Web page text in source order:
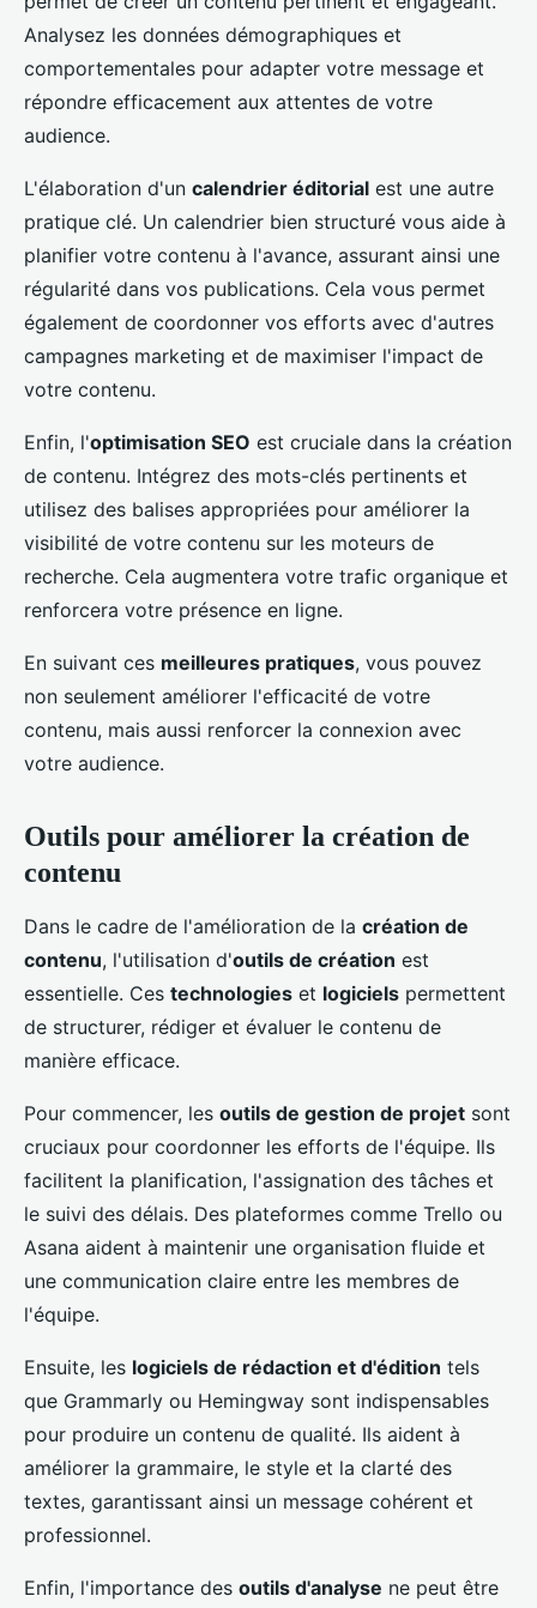
Analysez les données démographiques et
comportementales pour adapter votre message et
répondre efficacement aux attentes de votre
audience.
L'élaboration d'un calendrier éditorial est une autre
pratique clé. Un calendrier bien structuré vous aide à
planifier votre contenu à l'avance, assurant ainsi une
régularité dans vos publications. Cela vous permet
également de coordonner vos efforts avec d'autres
campagnes marketing et de maximiser l'impact de
votre contenu.
Enfin, l'optimisation SEO est cruciale dans la création
de contenu. Intégrez des mots-clés pertinents et
utilisez des balises appropriées pour améliorer la
visibilité de votre contenu sur les moteurs de
recherche. Cela augmentera votre trafic organique et
renforcera votre présence en ligne.
En suivant ces meilleures pratiques, vous pouvez
non seulement améliorer l'efficacité de votre
contenu, mais aussi renforcer la connexion avec
votre audience.
Outils pour améliorer la création de
contenu
Dans le cadre de l'amélioration de la création de
contenu, l'utilisation d'outils de création est
essentielle. Ces technologies et logiciels permettent
de structurer, rédiger et évaluer le contenu de
manière efficace.
Pour commencer, les outils de gestion de projet sont
cruciaux pour coordonner les efforts de l'équipe. Ils
facilitent la planification, l'assignation des tâches et
le suivi des délais. Des plateformes comme Trello ou
Asana aident à maintenir une organisation fluide et
une communication claire entre les membres de
l'équipe.
Ensuite, les logiciels de rédaction et d'édition tels
que Grammarly ou Hemingway sont indispensables
pour produire un contenu de qualité. Ils aident à
améliorer la grammaire, le style et la clarté des
textes, garantissant ainsi un message cohérent et
professionnel.
Enfin, l'importance des outils d'analyse ne peut être